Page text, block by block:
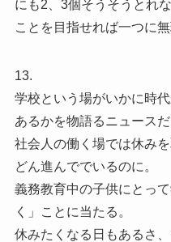
にも2、3個そうそうとれ
ことを目指せれば一つに
13.
学校という場がいかに時
あるかを物語るニュースだ
社会人の働く場では休み
どん進んででいるのに。
義務教育中の子供にとっ
く」ことに当たる。
休みたくなる日もあるさ、